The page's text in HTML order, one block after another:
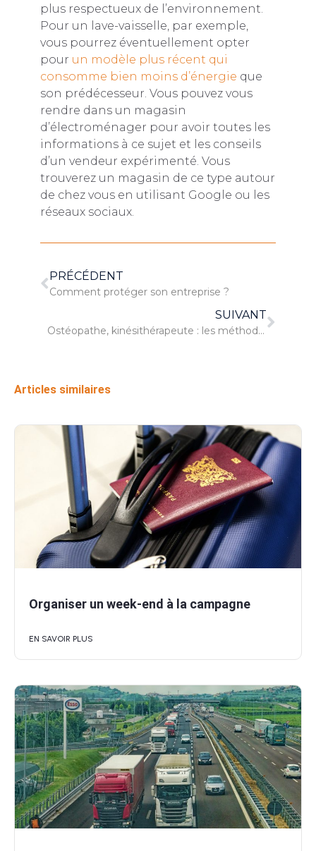
plus respectueux de l’environnement.
Pour un lave-vaisselle, par exemple,
vous pourrez éventuellement opter
pour un modèle plus récent qui
consomme bien moins d’énergie que
son prédécesseur. Vous pouvez vous
rendre dans un magasin
d’électroménager pour avoir toutes les
informations à ce sujet et les conseils
d’un vendeur expérimenté. Vous
trouverez un magasin de ce type autour
de chez vous en utilisant Google ou les
réseaux sociaux.
PRÉCÉDENT
Comment protéger son entreprise ?
SUIVANT
Ostéopathe, kinésithérapeute : les méthodes pour se soigner
Articles similaires
Organiser un week-end à la campagne
EN SAVOIR PLUS